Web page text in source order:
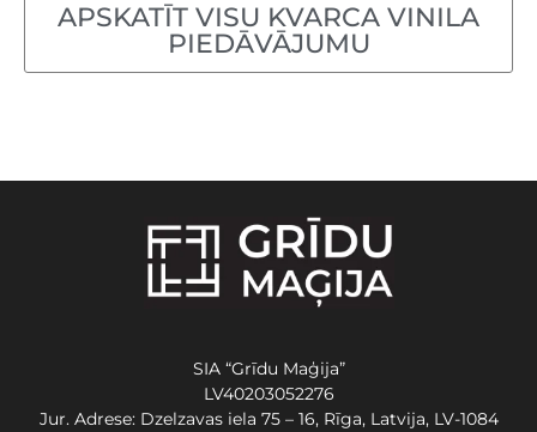
APSKATĪT VISU KVARCA VINILA
PIEDĀVĀJUMU
SIA “Grīdu Maģija”
LV40203052276
Jur. Adrese: Dzelzavas iela 75 – 16, Rīga, Latvija, LV-1084